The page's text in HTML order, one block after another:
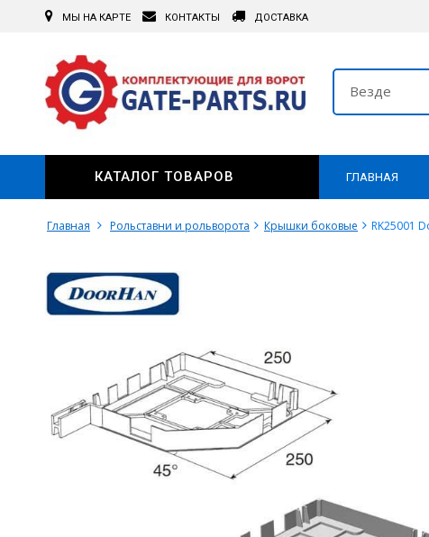
МЫ НА КАРТЕ КОНТАКТЫ ДОСТАВКА
Везде
ГЛАВНАЯ
КАТАЛОГ ТОВАРОВ
Главная Рольставни и рольворота Крышки боковые RK25001